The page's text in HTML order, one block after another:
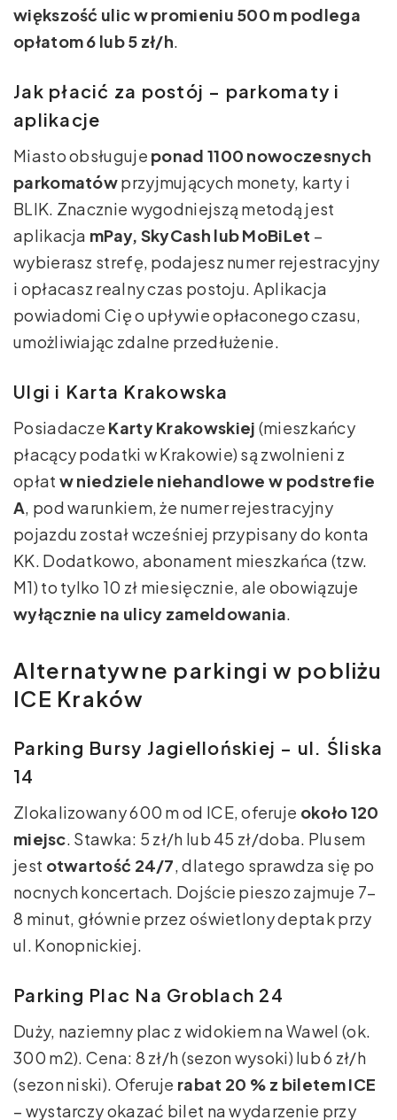
większość ulic w promieniu 500 m podlega
opłatom 6 lub 5 zł/h.
Jak płacić za postój – parkomaty i
aplikacje
Miasto obsługuje ponad 1100 nowoczesnych
parkomatówprzyjmujących monety, karty i
BLIK. Znacznie wygodniejszą metodą jest
aplikacja mPay, SkyCash lub MoBiLet –
wybierasz strefę, podajesz numer rejestracyjny
i opłacasz realny czas postoju. Aplikacja
powiadomi Cię o upływie opłaconego czasu,
umożliwiając zdalne przedłużenie.
Ulgi i Karta Krakowska
Posiadacze Karty Krakowskiej (mieszkańcy
płacący podatki w Krakowie) są zwolnieni z
opłat w niedziele niehandlowe w podstrefie
A, pod warunkiem, że numer rejestracyjny
pojazdu został wcześniej przypisany do konta
KK. Dodatkowo, abonament mieszkańca (tzw.
M1) to tylko 10 zł miesięcznie, ale obowiązuje
wyłącznie na ulicy zameldowania.
Alternatywne parkingi w pobliżu
ICE Kraków
Parking Bursy Jagiellońskiej – ul. Śliska
14
Zlokalizowany 600 m od ICE, oferuje około 120
miejsc. Stawka: 5 zł/h lub 45 zł/doba. Plusem
jest otwartość 24/7, dlatego sprawdza się po
nocnych koncertach. Dojście pieszo zajmuje 7–
8 minut, głównie przez oświetlony deptak przy
ul. Konopnickiej.
Parking Plac Na Groblach 24
Duży, naziemny plac z widokiem na Wawel (ok.
300 m2). Cena: 8 zł/h (sezon wysoki) lub 6 zł/h
(sezon niski). Oferuje rabat 20 % z biletem ICE
– wystarczy okazać bilet na wydarzenie przy